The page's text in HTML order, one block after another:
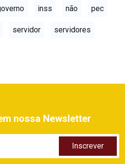
inss não pec
servidor servidores
nossa Newsletter